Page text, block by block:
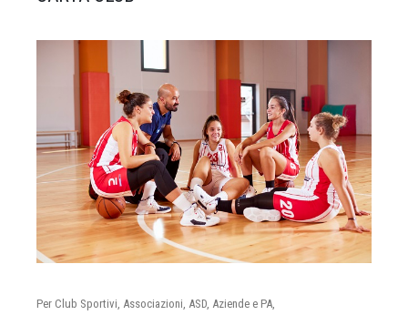
Per Club Sportivi, Associazioni, ASD, Aziende e PA,